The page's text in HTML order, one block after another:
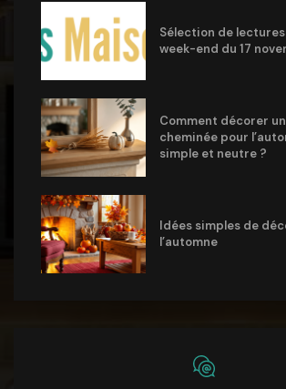
Sélection de
week-end du 17
Comment décorer
cheminée pour
simple et neutre ?
Idées simples de
l’automne